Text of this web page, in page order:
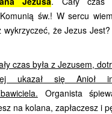
św.! W sercu
wykrzyczeć, że Jezus
czas była z Jezusem,
ukazał się Anioł
Organista
na kolana, zapłaczesz i